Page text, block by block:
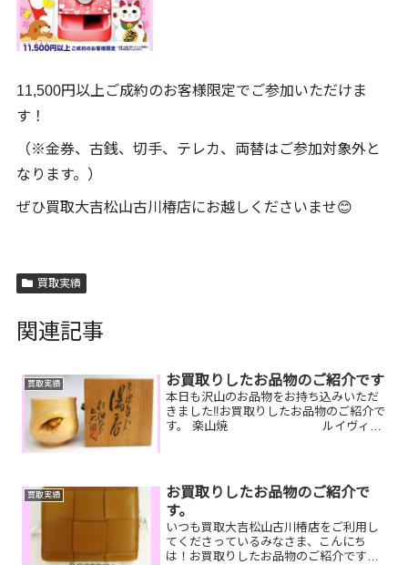
11,500円以上ご成約のお客様限定でご参加いただけま
す！
（※金券、古銭、切手、テレカ、両替はご参加対象外と
なります。）
ぜひ買取大吉松山古川椿店にお越しくださいませ😊
買取実績
関連記事
買取実績 お買取りしたお品物のご紹介です
本日も沢山のお品物をお持ち込みいただ
きました‼️お買取りしたお品物のご紹介で
す。 楽山焼 ルイヴィト
いない商品券をま...
買取実績
お買取りしたお品物のご紹介で
す。
いつも買取大吉松山古川椿店をご利用し
てくださっているみなさま、こんにち
は！お買取りしたお品物のご紹介です☆